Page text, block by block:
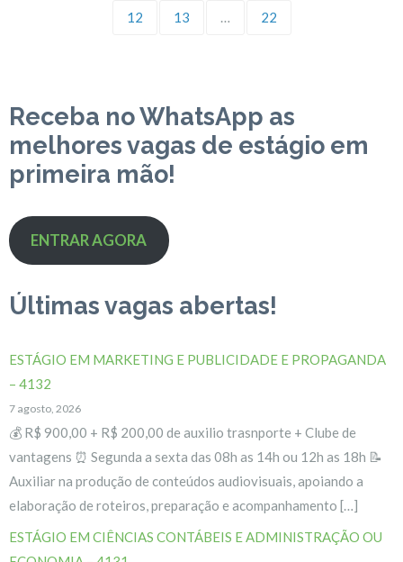
12 13 … 22
Receba no WhatsApp as
melhores vagas de estágio em
primeira mão!
ENTRAR AGORA
Últimas vagas abertas!
ESTÁGIO EM MARKETING E PUBLICIDADE E PROPAGANDA
– 4132
7 agosto, 2026
💰 R$ 900,00 + R$ 200,00 de auxilio trasnporte + Clube de
vantagens ⏰ Segunda a sexta das 08h as 14h ou 12h as 18h 📝
Auxiliar na produção de conteúdos audiovisuais, apoiando a
elaboração de roteiros, preparação e acompanhamento […]
ESTÁGIO EM CIÊNCIAS CONTÁBEIS E ADMINISTRAÇÃO OU